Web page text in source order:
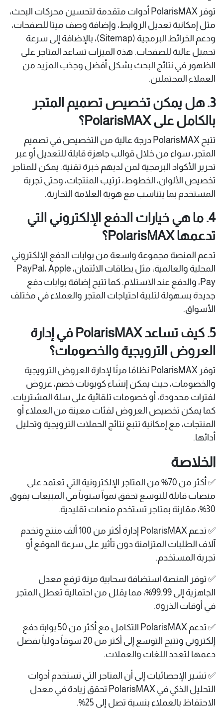
توفر PolarisMAX أدوات متقدمة لتحسين محركات البحث،
مثل إمكانية تعديل الروابط، وإضافة وصف ميتا للصفحات،
ودعم الخرائط البرمجية (Sitemap)، بالإضافة إلى سرعة
تحميل عالية للصفحات. هذه الميزات تساعد المتاجر على
الظهور في نتائج البحث بشكل أفضل وجذب المزيد من
العملاء المحتملين.
3. هل يمكن تخصيص تصميم المتجر
بالكامل على PolarisMAX؟
تتيح PolarisMAX درجة عالية من التخصيص في تصميم
المتجر، سواء من خلال قوالب جاهزة قابلة للتعديل أو عبر
تحرير الأكواد البرمجية لمن لديهم خبرة تقنية. يمكن للمتاجر
تخصيص الألوان، الخطوط، ترتيب المنتجات، وحتى تجربة
المستخدم بما يتناسب مع هوية العلامة التجارية.
4. ما هي خيارات الدفع الإلكتروني التي
تدعمها PolarisMAX؟
تدعم المنصة مجموعة واسعة من بوابات الدفع الإلكتروني
المحلية والعالمية، مثل بطاقات الائتمان، PayPal، Apple
Pay، والدفع عند الاستلام. كما تتيح إضافة بوابات دفع
جديدة بسهولة لتلبية احتياجات المتجر والعملاء في مختلف
الأسواق.
5. كيف تساعد PolarisMAX في إدارة
العروض الترويجية والخصومات؟
توفر PolarisMAX نظامًا مرنًا لإدارة العروض الترويجية
والخصومات، حيث يمكن إنشاء كوبونات خصم، عروض
لفترات محدودة، أو خصومات تلقائية على سلة المشتريات.
كما يمكن تخصيص العروض لفئات معينة من العملاء أو
المنتجات، مع إمكانية تتبع نتائج الحملات الترويجية وتحليل
أدائها.
الخلاصة
✅ أكثر من 70% من المتاجر الإلكترونية التي تعتمد على
منصات قابلة للتوسع تحقق نمواً سنوياً في المبيعات يفوق
30%، مقارنة بمتاجر تستخدم منصات تقليدية.
✅ تدعم PolarisMAX إدارة أكثر من 100 ألف منتج وتخدم
آلاف الطلبات المتزامنة دون تأثير على سرعة الموقع أو
تجربة المستخدم.
✅ توفر المنصة استضافة سحابية مرنة ترفع معدل
الجاهزية إلى 99.99%، مما يقلل من احتمالية تعطل المتجر
في أوقات الذروة.
✅ تدعم PolarisMAX التكامل مع أكثر من 50 بوابة دفع
إلكتروني وتتيح التوسع إلى أكثر من 20 سوقاً دولياً بفضل
دعمها لتعدد اللغات والعملات.
✅ تشير الإحصائيات إلى أن المتاجر التي تستخدم أدوات
التحليل الذكي في PolarisMAX تحقق زيادة في معدل
الاحتفاظ بالعملاء بنسبة تصل إلى 25%.